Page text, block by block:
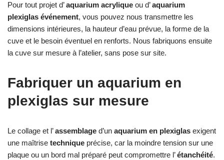
Pour tout projet d’aquarium acrylique ou d’aquarium
plexiglas événement, vous pouvez nous transmettre les
dimensions intérieures, la hauteur d’eau prévue, la forme de la
cuve et le besoin éventuel en renforts. Nous fabriquons ensuite
la cuve sur mesure à l’atelier, sans pose sur site.
Fabriquer un aquarium en
plexiglas sur mesure
Le collage et l’assemblage d’un aquarium en plexiglas exigent
une maîtrise technique précise, car la moindre tension sur une
plaque ou un bord mal préparé peut compromettre l’étanchéité.